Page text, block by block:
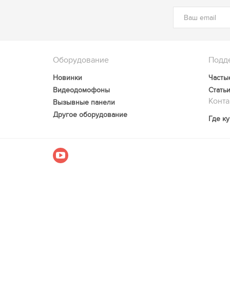
Оборудование
Новинки
Видеодомофоны
Вызывные панели
Другое оборудование
Где